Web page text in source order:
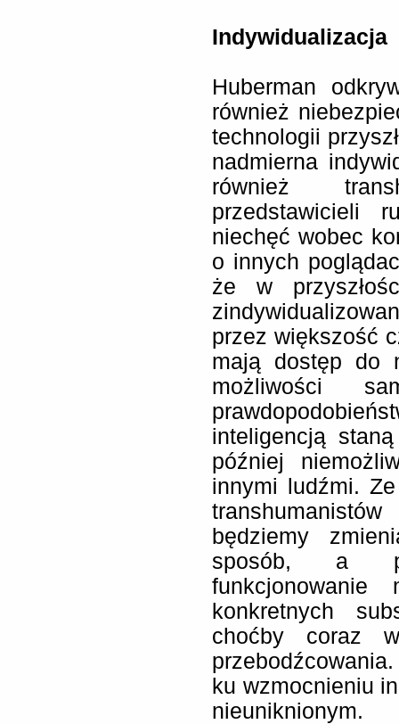
Indywidualizacja
Huberman
również
technologii
nadmierna
również
przedstawicieli
niechęć wobec
o innych
że w
przez większość
mają dostęp do
możliwości
inteligencją
później
innymi ludźmi.
będziemy
sposób, a
funkcjonowanie
konkretnych
choćby coraz
ku wzmocnieniu
nieuniknionym.